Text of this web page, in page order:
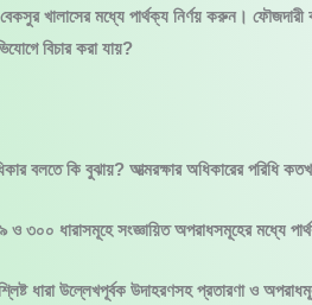
খালাসের মধ্যে পার্থক্য নির্ণয় করুন। ফৌজদারী
বিচার করা যায়?
বলতে কি বুঝায়? আত্মরক্ষার অধিকারের পরিধি
ও ৩০০ ধারাসমূহে সংজ্ঞায়িত অপরাধসমূহের মধ্যে
ধারা উল্লেখপূর্বক উদাহরণসহ প্রতারণা ও